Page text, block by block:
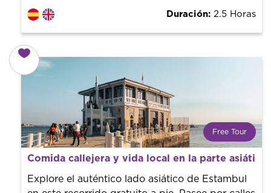
Duración: 2.5 Horas
Free Tour
¿Qué es un FREE TOUR?
Tendencia mundial en rutas turísticas. Reserva sin coste
con un guía profesional. ¡El precio es libre! Por lo que al
finalizar la experiencia tú le pones el precio.
Comida callejera y vida local en la parte
Explore el auténtico lado asiático de Estambul